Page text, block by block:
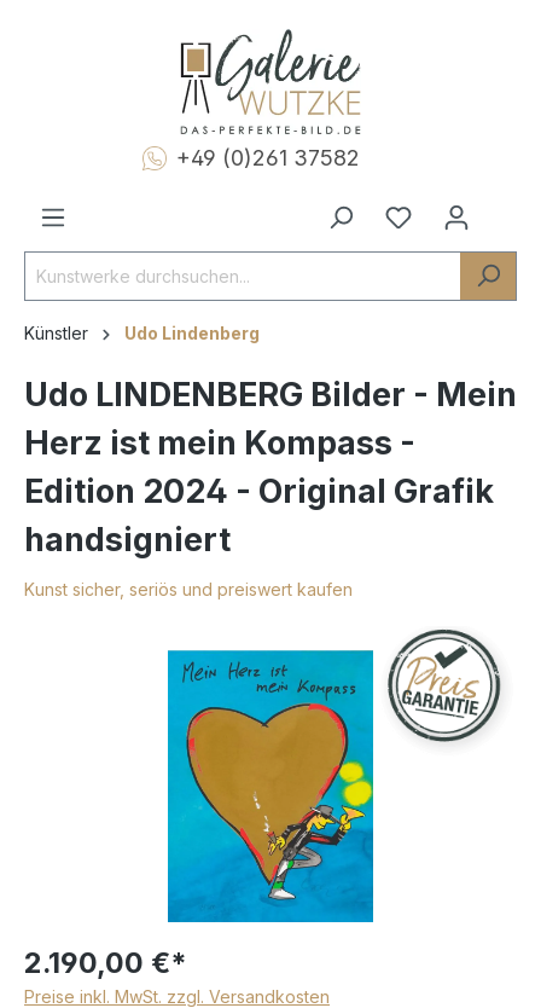
+49 (0)261 37582
Künstler Udo Lindenberg
Udo LINDENBERG Bilder - Mein
Herz ist mein Kompass -
Edition 2024 - Original Grafik
handsigniert
Kunst sicher, seriös und preiswert kaufen
2.190,00 €*
Preise inkl. MwSt. zzgl. Versandkosten